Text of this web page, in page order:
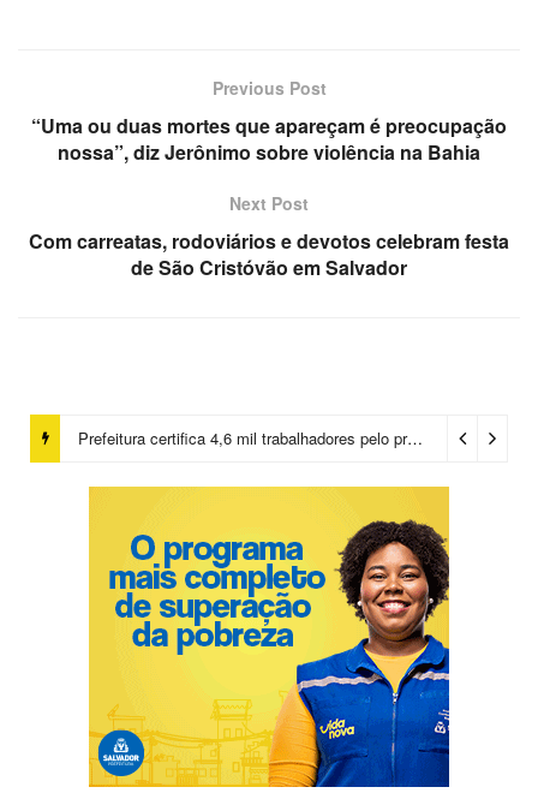
Previous Post
“Uma ou duas mortes que apareçam é preocupação
nossa”, diz Jerônimo sobre violência na Bahia
Next Post
Com carreatas, rodoviários e devotos celebram festa
de São Cristóvão em Salvador
Prefeitura certifica 4,6 mil trabalhadores pelo programa Treinar para Empregar e realiza Feirão de Empregabilidade